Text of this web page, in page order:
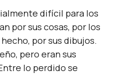
difícil para los
por sus cosas, por los
por sus dibujos.
pero eran sus
lo perdido se